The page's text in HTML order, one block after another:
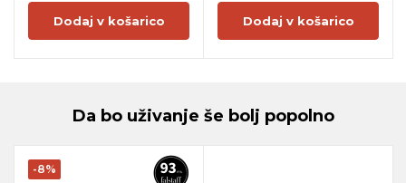
Dodaj v košarico Dodaj v košarico
Da bo uživanje še bolj popolno
-8%